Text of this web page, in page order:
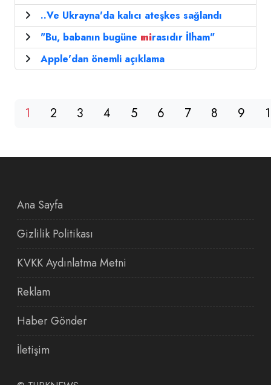
..Ve Ukrayna'da kalıcı ateşkes sağlandı
"Bu, babanın bugüne mirasıdır İlham"
Apple'dan önemli açıklama
1 2 3 4 5 6 7 8 9
Ana Sayfa
Gizlilik Politikası
KVKK Aydınlatma Metni
Reklam
Haber Gönder
İletişim